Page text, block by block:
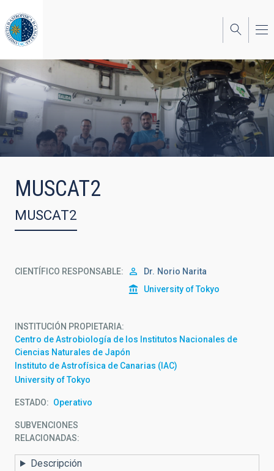
al
contenido
principal
MUSCAT2
MUSCAT2
CIENTÍFICO RESPONSABLE Dr. Norio Narita
University of Tokyo
INSTITUCIÓN PROPIETARIA
Centro de Astrobiología de los Institutos Nacionales de
Ciencias Naturales de Japón
Instituto de Astrofísica de Canarias (IAC)
University of Tokyo
ESTADO Operativo
SUBVENCIONES
RELACIONADAS:
Descripción